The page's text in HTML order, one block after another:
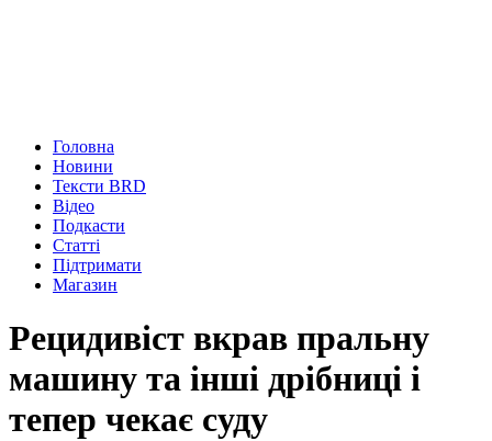
Головна
Новини
Тексти BRD
Відео
Подкасти
Статті
Підтримати
Магазин
Рецидивіст вкрав пральну
машину та інші дрібниці і
тепер чекає суду